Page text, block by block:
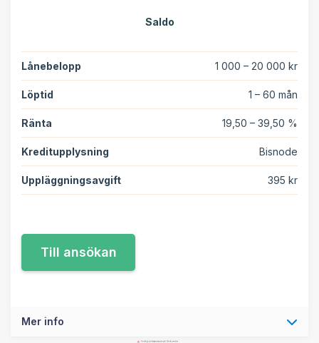
Saldo
Lånebelopp 1 000 – 20 000 kr
Löptid 1 – 60 mån
Ränta 19,50 – 39,50 %
Kreditupplysning Bisnode
Uppläggningsavgift 395 kr
Mer info